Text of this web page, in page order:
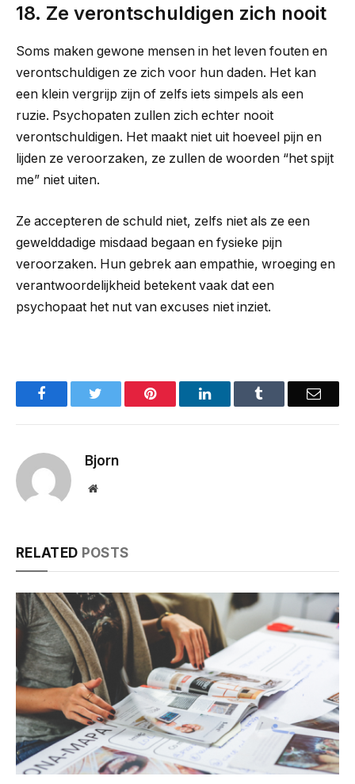
18. Ze verontschuldigen zich nooit
Soms maken gewone mensen in het leven fouten en
verontschuldigen ze zich voor hun daden. Het kan
een klein vergrijp zijn of zelfs iets simpels als een
ruzie. Psychopaten zullen zich echter nooit
verontschuldigen. Het maakt niet uit hoeveel pijn en
lijden ze veroorzaken, ze zullen de woorden “het spijt
me” niet uiten.
Ze accepteren de schuld niet, zelfs niet als ze een
gewelddadige misdaad begaan en fysieke pijn
veroorzaken. Hun gebrek aan empathie, wroeging en
verantwoordelijkheid betekent vaak dat een
psychopaat het nut van excuses niet inziet.
Facebook Pinterest LinkedIn Email
Bjorn
Website
RELATED POSTS